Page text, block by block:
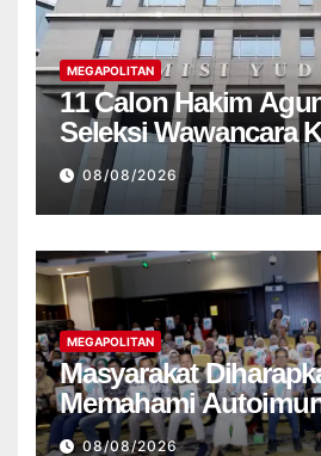
MEGAPOLITAN
11 Calon Hakim
Seleksi Wawancara
08/08/2026
MEGAPOLITAN
Masyarakat
Memahami
Kalangan Wartawan
08/08/2026